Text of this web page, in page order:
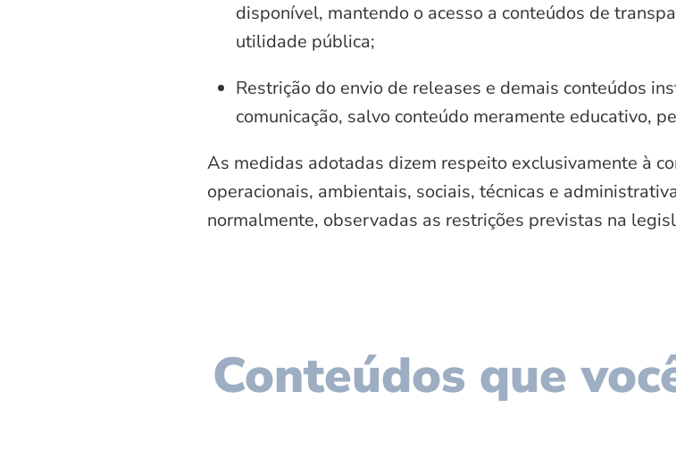
disponível, mantendo o acesso a conteúdos de
utilidade pública;
Restrição do envio de releases e demais conteúdos
comunicação, salvo conteúdo meramente educativo,
As medidas adotadas dizem respeito exclusivamente à
operacionais, ambientais, sociais, técnicas e
normalmente, observadas as restrições previstas na
Conteúdos que